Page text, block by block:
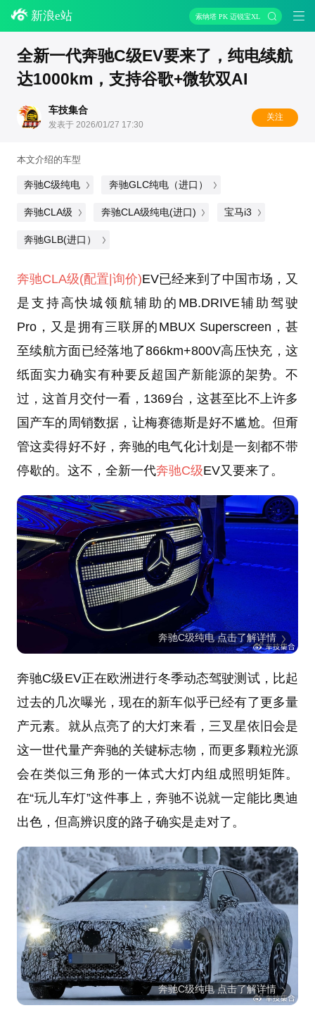
新浪e站 索纳塔 PK 迈锐宝XL
全新一代奔驰C级EV要来了，纯电续航
达1000km，支持谷歌+微软双AI
车技集合
发表于 2026/01/27 17:30
关注
本文介绍的车型
奔驰C级纯电 奔驰GLC纯电（进口）
奔驰CLA级 奔驰CLA级纯电(进口) 宝马i3
奔驰GLB(进口）
奔驰CLA级(配置|询价)EV已经来到了中国市场，又
是支持高快城领航辅助的MB.DRIVE辅助驾驶
Pro，又是拥有三联屏的MBUX Superscreen，甚
至续航方面已经落地了866km+800V高压快充，这
纸面实力确实有种要反超国产新能源的架势。不
过，这首月交付一看，1369台，这甚至比不上许多
国产车的周销数据，让梅赛德斯是好不尴尬。但甭
管这卖得好不好，奔驰的电气化计划是一刻都不带
停歇的。这不，全新一代奔驰C级EV又要来了。
奔驰C级纯电 点击了解详情
奔驰C级EV正在欧洲进行冬季动态驾驶测试，比起
过去的几次曝光，现在的新车似乎已经有了更多量
产元素。就从点亮了的大灯来看，三叉星依旧会是
这一世代量产奔驰的关键标志物，而更多颗粒光源
会在类似三角形的一体式大灯内组成照明矩阵。
在“玩儿车灯”这件事上，奔驰不说就一定能比奥迪
出色，但高辨识度的路子确实是走对了。
奔驰C级纯电 点击了解详情